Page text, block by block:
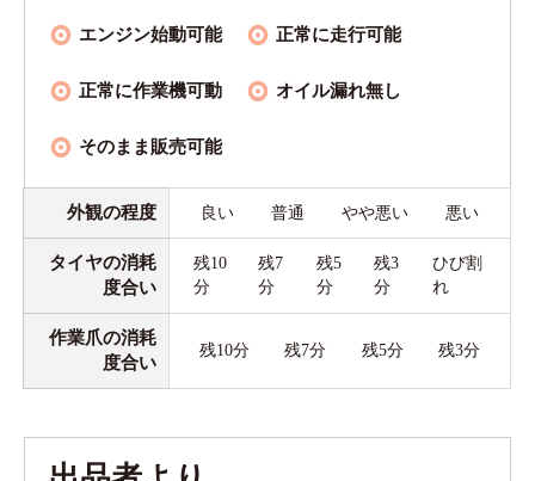
エンジン始動可能 正常に走行可能
正常に作業機可動 オイル漏れ無し
そのまま販売可能
外観の程度 良い 普通 やや悪い 悪い
タイヤの消耗
度合い
残10
分
残7
分
残5
分
残3
分
ひび割
れ
作業爪の消耗
度合い
残10分 残7分 残5分 残3分